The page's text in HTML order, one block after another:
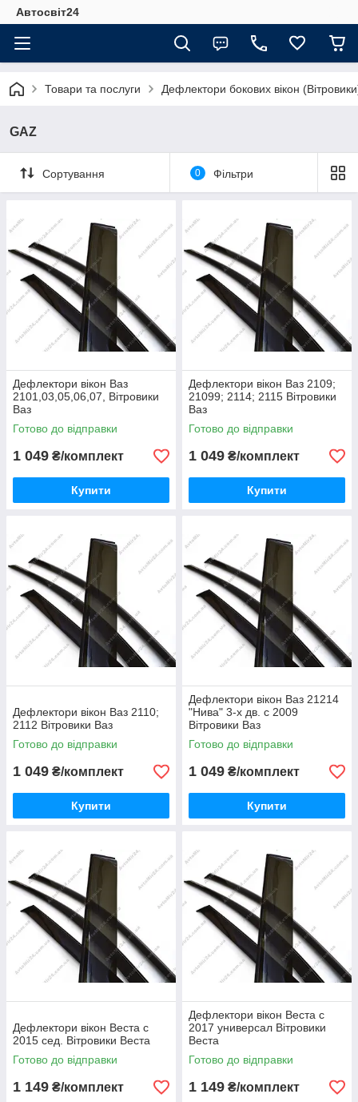
Автосвіт24
Товари та послуги Дефлектори бокових вікон
GAZ
Сортування 0 Фільтри
Дефлектори вікон Ваз
2101,03,05,06,07, Вітровики
Ваз
Готово до відправки
1 049 ₴/комплект
Купити
Дефлектори вікон Ваз 2109;
21099; 2114; 2115 Вітровики
Ваз
Готово до відправки
1 049 ₴/комплект
Купити
Дефлектори вікон Ваз 2110;
2112 Вітровики Ваз
Готово до відправки
1 049 ₴/комплект
Купити
Дефлектори вікон Ваз 21214
"Нива" 3-х дв. с 2009
Вітровики Ваз
Готово до відправки
1 049 ₴/комплект
Купити
Дефлектори вікон Веста с
2015 сед. Вітровики Веста
Готово до відправки
1 149 ₴/комплект
Дефлектори вікон Веста с
2017 универсал Вітровики
Веста
Готово до відправки
1 149 ₴/комплект